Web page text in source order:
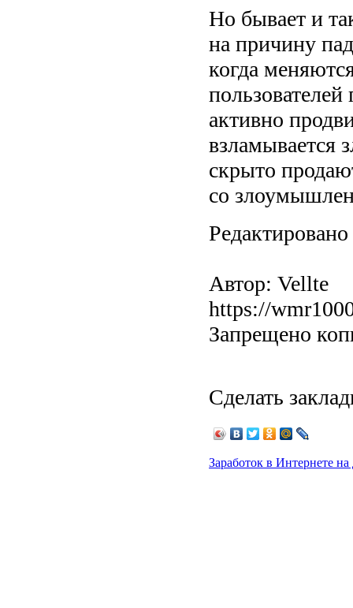
Но бывает и
на причину
когда
активно
взламывается
скрыто
со
Автор: Vellte
https://
Запрещено
Сделать
Заработок в Интернете